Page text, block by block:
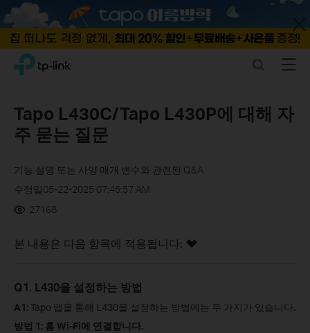
Click
navigation
TP-Link, Reliably Smart SearchMenu
Tapo L430C/Tapo L430P에 대해 자
주 묻는 질문
기능 설명 또는 사양 매개 변수와 관련된 Q&A
수정일05-22-2025 07:45:57 AM
27168
본 내용은 다음 항목에 적용됩니다:
Q1. L430을 설정하는 방법
A1:Tapo 앱을 통해 L430을 설정하는 방법에는 두 가지가 있습니다.
방법 1: 홈 Wi-Fi에 연결합니다.